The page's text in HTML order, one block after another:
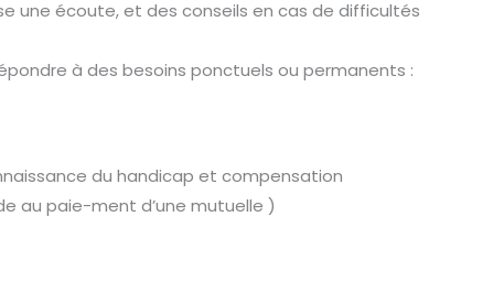
une écoute, et des conseils en cas de difficultés
à des besoins ponctuels ou permanents :
du handicap et compensation
au paie-ment d’une mutuelle )